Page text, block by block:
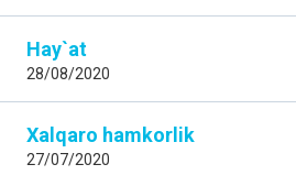
Hay`at
28/08/2020
Xalqaro hamkorlik
27/07/2020